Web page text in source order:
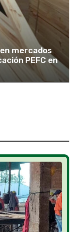
mercados
PEFC en